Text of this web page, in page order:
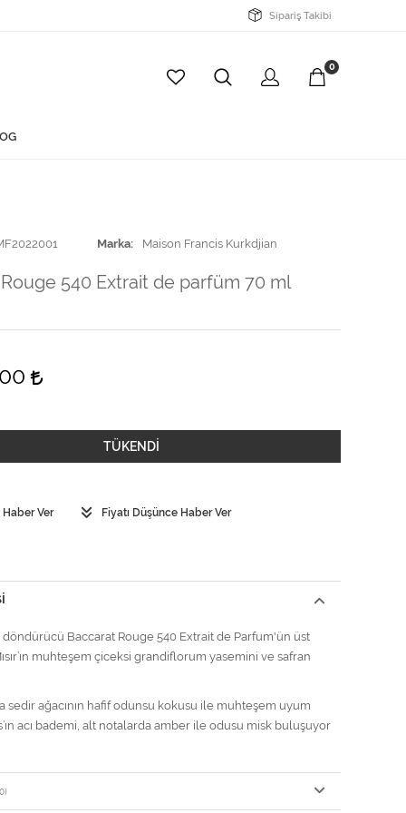
Sipariş Takibi
0
Marka Maison Francis Kurkdjian
540 Extrait de parfüm 70 ml
TÜKENDİ
Ver Fiyatı Düşünce Haber Ver
döndürücü Baccarat Rouge 540 Extrait de Parfum'ün üst
muhteşem çiceksi grandiflorum yasemini ve safran
sedir ağacının hafif odunsu kokusu ile muhteşem uyum
acı bademi, alt notalarda amber ile odusu misk buluşuyor